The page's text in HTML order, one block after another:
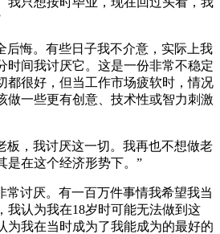
后悔。有些日子我不介意，实际上我
时间我讨厌它。这是一份非常不稳定
都很好，但当工作市场疲软时，情况
做一些更有创意、技术性或智力刺激
板，我讨厌这一切。我再也不想做老
是在这个经济形势下。”
常讨厌。有一百万件事情我希望我当
我认为我在18岁时可能无法做到这
为我在当时成为了我能成为的最好的